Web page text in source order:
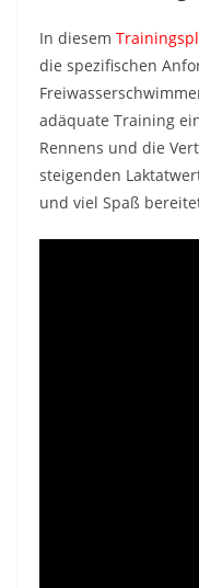
In diesem
die spezifischen
adäquate Training
Rennens und die
steigenden
und viel Spaß